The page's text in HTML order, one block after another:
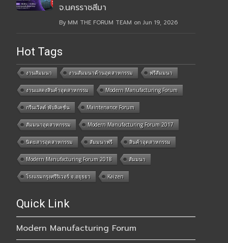
จ.นครราชสีมา
By MM THE FORUM TEAM on Jun 19, 2026
Hot Tags
งานสัมมนา งานสัมมนาด้านอุตสาหกรรม ฟรีสัมมนา
งานแสดงสินค้าอุตสาหกรรม Modern Manufacturing Forum
กรีนเวิลด์ พับลิเคชั่น Maintenance Forum
สัมมนาอุตสาหกรรม Modern Manufacturing Forum 2017
นิตยสารอุตสาหกรรม สัมมนาฟรี สินค้าอุตสาหกรรม
Modern Manufacturing Forum 2018 สัมมนา
โรงแรมกรุงศรีริเวอร์ จ.อยุธยา Kaizen
Quick Link
Modern Manufacturing Forum